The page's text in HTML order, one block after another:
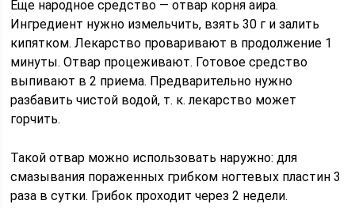
Еще народное средство — отвар корня аира.
Ингредиент нужно измельчить, взять 30 г и залить
кипятком. Лекарство проваривают в продолжение 1
минуты. Отвар процеживают. Готовое средство
выпивают в 2 приема. Предварительно нужно
разбавить чистой водой, т. к. лекарство может
горчить.
Такой отвар можно использовать наружно: для
смазывания пораженных грибком ногтевых пластин 3
раза в сутки. Грибок проходит через 2 недели.